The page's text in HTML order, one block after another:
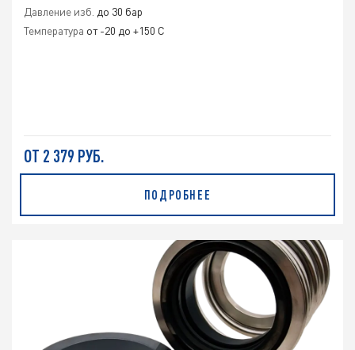
Давление изб. до 30 бар
Температура от -20 до +150 С
ОТ 2 379 РУБ.
ПОДРОБНЕЕ